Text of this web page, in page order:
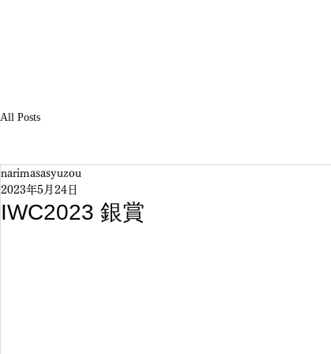
All Posts
IWC2023 銀賞
narimasasyuzou
2023年5月24日